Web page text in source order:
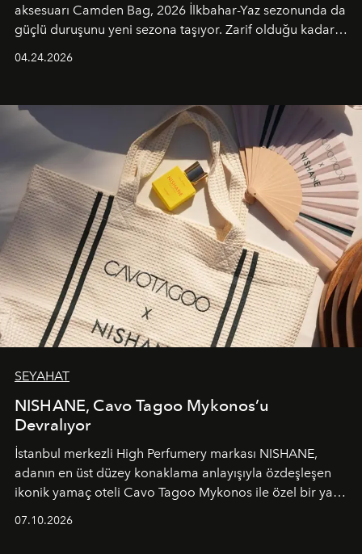
aksesuarı Camden Bag, 2026 İlkbahar-Yaz sezonunda da
güçlü duruşunu yeni sezona taşıyor. Zarif olduğu kadar
04.24.2026
SEYAHAT
NISHANE, Cavo Tagoo Mykonos’u
Devralıyor
İstanbul merkezli High Perfumery markası NISHANE,
adanın en üst düzey konaklama anlayışıyla özdeşleşen
ikonik yamaç oteli Cavo Tagoo Mykonos ile özel bir yaz
07.10.2026